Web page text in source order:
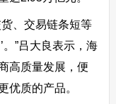
、交易链条短等
”吕大良表示，海
高质量发展，便
优质的产品。